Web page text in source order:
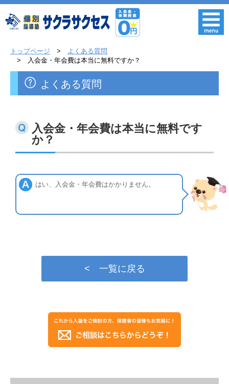
トップページ
よくある質問
入会金・年会費は本当に無料ですか？
よくある質問
入会金・年会費は本当に無料です
か？
はい、入会金・年会費はかかりません。
< 一覧に戻る